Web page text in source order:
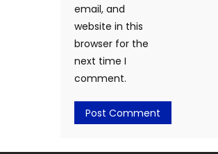
email, and
website in this
browser for the
next time I
comment.